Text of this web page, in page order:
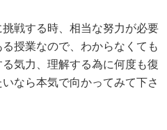
戦する時、相当な努力が必要
授業なので、わからなくても
気力、理解する為に何度も復
なら本気で向かってみて下さ